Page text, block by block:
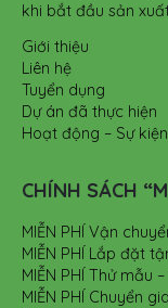
khi bắt đầu sản
Giới thiệu
Liên hệ
Tuyển dụng
Dự án đã thực hiện
Hoạt động – Sự kiện
CHÍNH SÁCH
MIỄN PHÍ Vận
MIỄN PHÍ Lắp đặt
MIỄN PHÍ Thử mẫu
MIỄN PHÍ Chuyển